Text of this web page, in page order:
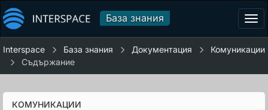
База знания
Interspace База знания Документация
Комуникации
Съдържание
КОМУНИКАЦИИ